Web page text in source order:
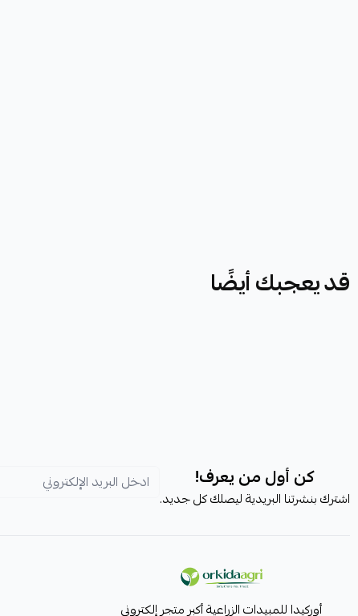
قد يعجبك أيضًا
كن أول من يعرف!
اشترك بنشرتنا البريدية ليصلك كل جديد.
أوركيدا للمبيدات الزراعية أكبر متجر إلكتروني